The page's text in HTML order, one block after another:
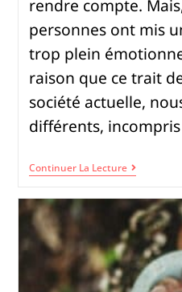
rendre compte.
personnes ont mis
trop plein
raison que ce trait
société actuelle,
différents,
Continuer La Lecture